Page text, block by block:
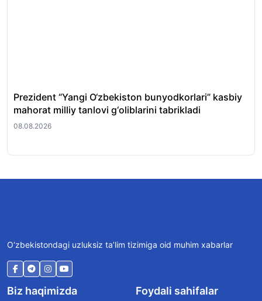
Prezident “Yangi O‘zbekiston bunyodkorlari” kasbiy
mahorat milliy tanlovi g‘oliblarini tabrikladi
08.08.2026
O‘zbekistondagi uzluksiz ta’lim tizimiga oid muhim xabarlar
Biz haqimizda Foydali sahifalar